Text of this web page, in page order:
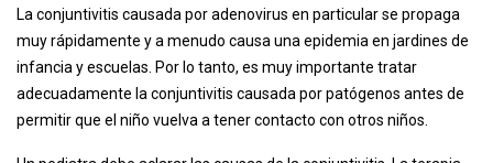
La conjuntivitis causada por adenovirus en particular se propaga
muy rápidamente y a menudo causa una epidemia en jardines de
infancia y escuelas. Por lo tanto, es muy importante tratar
adecuadamente la conjuntivitis causada por patógenos antes de
permitir que el niño vuelva a tener contacto con otros niños.